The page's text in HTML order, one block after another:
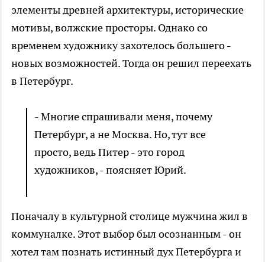
элементы древней архитектуры, исторические
мотивы, волжские просторы. Однако со
временем художнику захотелось большего -
новых возможностей. Тогда он решил переехать
в Петербург.
- Многие спрашивали меня, почему
Петербург, а не Москва. Но, тут все
просто, ведь Питер - это город
художников, - поясняет Юрий.
Поначалу в культурной столице мужчина жил в
коммуналке. Этот выбор был осознанным - он
хотел там познать истинный дух Петербурга и